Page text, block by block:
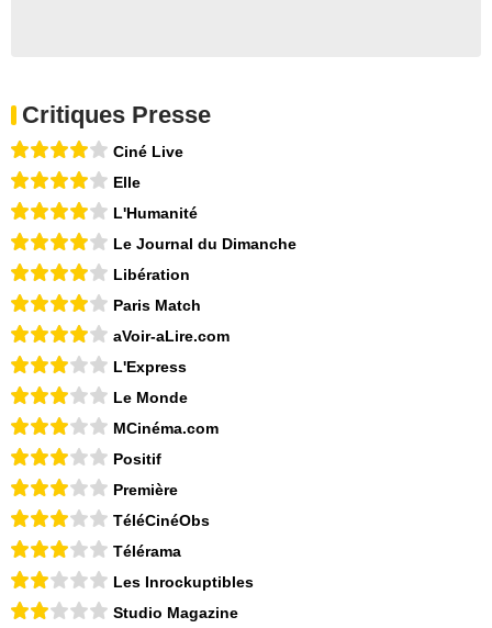
Critiques Presse
Ciné Live
Elle
L'Humanité
Le Journal du Dimanche
Libération
Paris Match
aVoir-aLire.com
L'Express
Le Monde
MCinéma.com
Positif
Première
TéléCinéObs
Télérama
Les Inrockuptibles
Studio Magazine